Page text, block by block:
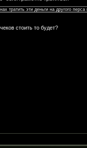
тратить эти деньги на другого
стоить то будет?